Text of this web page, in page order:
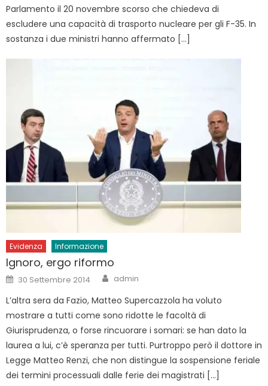
Parlamento il 20 novembre scorso che chiedeva di
escludere una capacità di trasporto nucleare per gli F-35. In
sostanza i due ministri hanno affermato […]
Evidenza Informazione
Ignoro, ergo riformo
Posted
on
30 Settembre 2014 Author
admin
L’altra sera da Fazio, Matteo Supercazzola ha voluto
mostrare a tutti come sono ridotte le facoltà di
Giurisprudenza, o forse rincuorare i somari: se han dato la
laurea a lui, c’è speranza per tutti. Purtroppo però il dottore in
Legge Matteo Renzi, che non distingue la sospensione feriale
dei termini processuali dalle ferie dei magistrati […]